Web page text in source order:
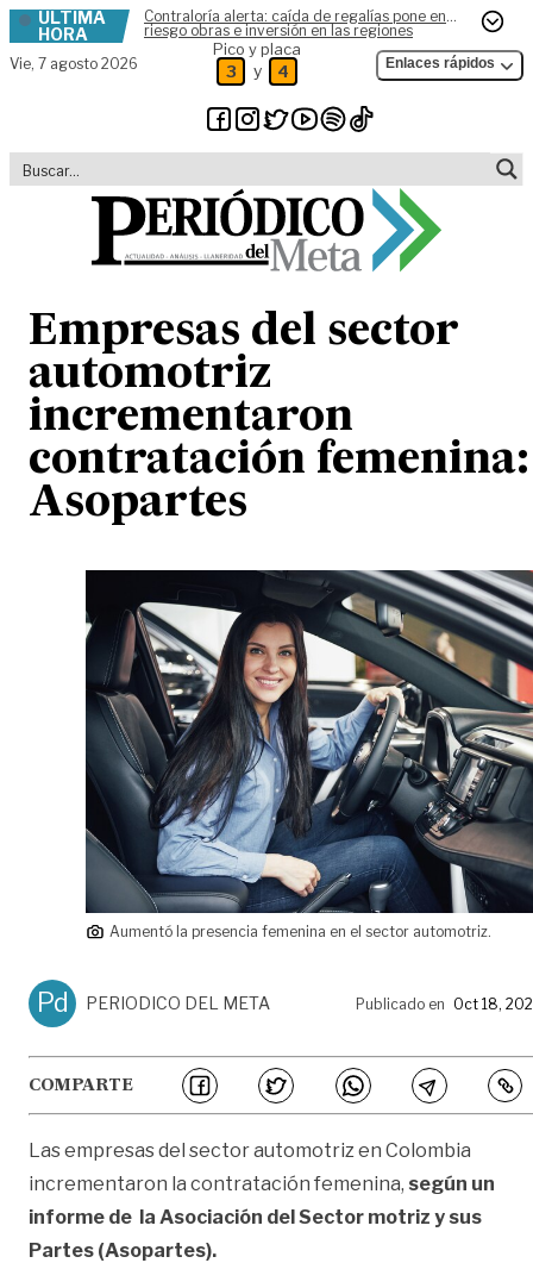
Skip to content
ÚLTIMA
HORA
Contraloría alerta: caída de regalías pone en
riesgo obras e inversión en las regiones
Vie, 7 agosto 2026
Pico y placa
3 y 4 Enlaces rápidos
Empresas del sector
automotriz
incrementaron
contratación femenina:
Asopartes
Aumentó la presencia femenina en el sector automotriz.
Pd PERIODICO DEL META Publicado en Oct 18,
COMPARTE
Las empresas del sector automotriz en Colombia
incrementaron la contratación femenina, según un
informe de la Asociación del Sector motriz y sus
Partes (Asopartes).